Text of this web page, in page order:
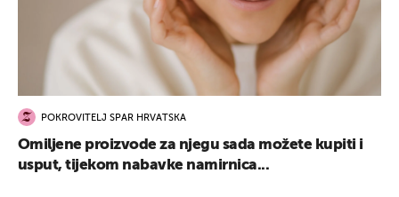
POKROVITELJ SPAR HRVATSKA
Omiljene proizvode za njegu sada možete kupiti i
usput, tijekom nabavke namirnica...